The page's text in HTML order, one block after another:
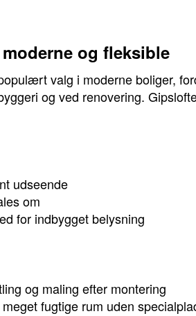
og fleksible
valg i moderne boliger,
og ved renovering.
udseende
om
for indbygget belysning
og maling efter montering
fugtige rum uden